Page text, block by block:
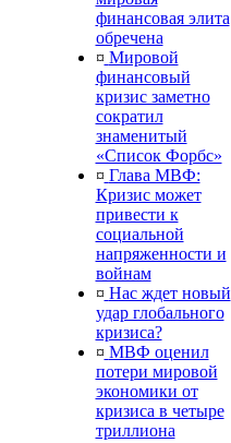
финансовая элита
обречена
¤ Мировой
финансовый
кризис заметно
сократил
знаменитый
«Список Форбс»
¤ Глава МВФ:
Кризис может
привести к
социальной
напряженности и
войнам
¤ Нас ждет новый
удар глобального
кризиса?
¤ МВФ оценил
потери мировой
экономики от
кризиса в четыре
триллиона